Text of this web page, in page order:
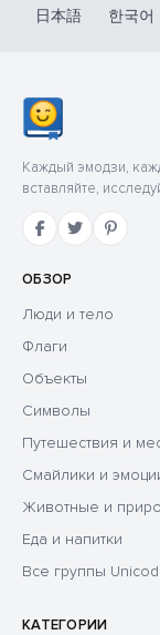
日本語
한국어
Каждый эмодзи,
вставляйте,
ОБЗОР
Люди и тело
Флаги
Объекты
Символы
Путешествия и
Смайлики и
Животные и
Еда и напитки
Все группы
КАТЕГОРИИ